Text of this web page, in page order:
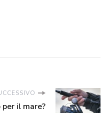
il mare?